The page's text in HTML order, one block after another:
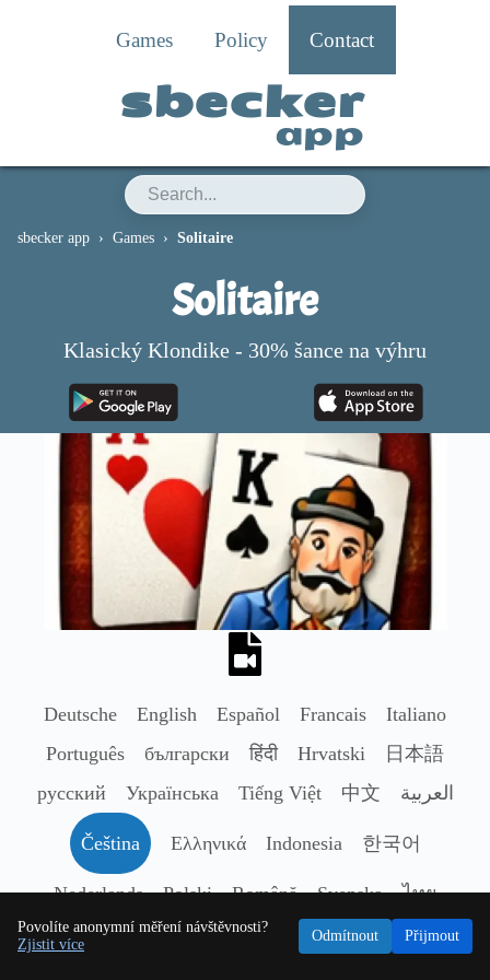
Povolíte anonymní měření návštěvnosti?
Zjistit více
Odmítnout Přijmout
Games Policy Contact
sbecker
app
sbecker app Games Solitaire
Solitaire
Klasický Klondike - 30% šance na výhru
Deutsche English Español Francais
Italiano
Português
български हिंदी Hrvatski
日本語
русский
Українська Tiếng Việt 中文 العربية
Čeština Ελληνικά Indonesia 한국어
Nederlands Polski Română Svenska
ไทย
Türkçe